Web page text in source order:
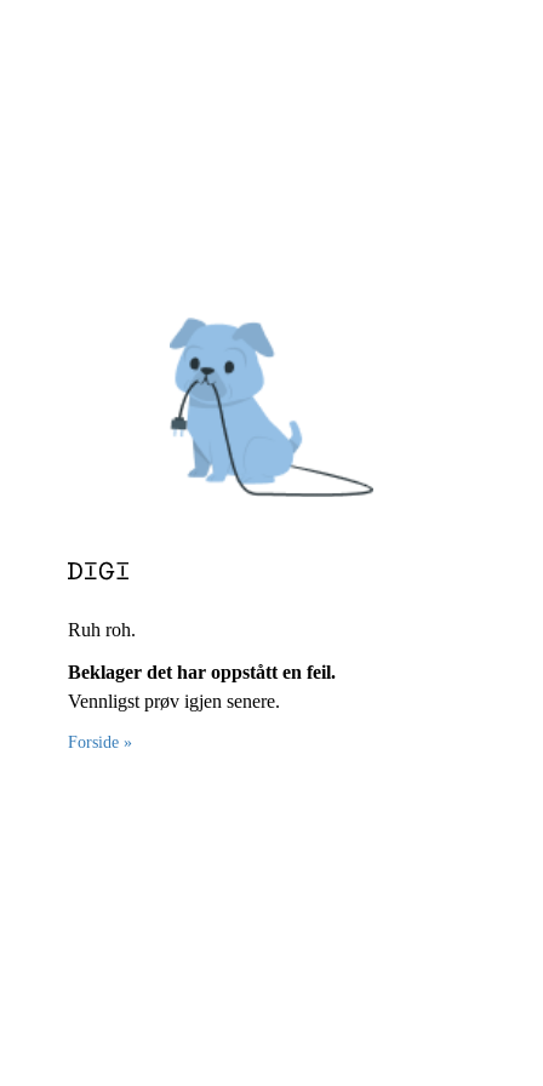
Ruh roh.
Beklager det har oppstått en feil.
Vennligst prøv igjen senere.
Forside »